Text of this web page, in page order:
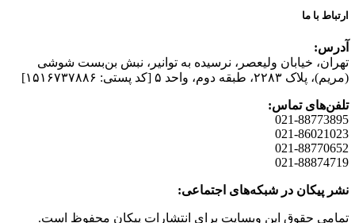
ارتباط با ما
آدرس:
تهران، خیابان وليعصر، نرسيده به توانير، نبش بن‌بست شوشی
(مريم)، پلاک ۲۲۸۳، طبقه دوم، واحد ۵ [کد پستی: ۱۵۱۶۷۳۷۸۸۶]
تلفن‌های تماس:
021-88773895
021-86021023
021-88770652
021-88874719
نشر پیکان در شبکه‌های اجتماعی:
تمامی حقوق این وبسایت برای انتشارات پیکان محفوظ است.